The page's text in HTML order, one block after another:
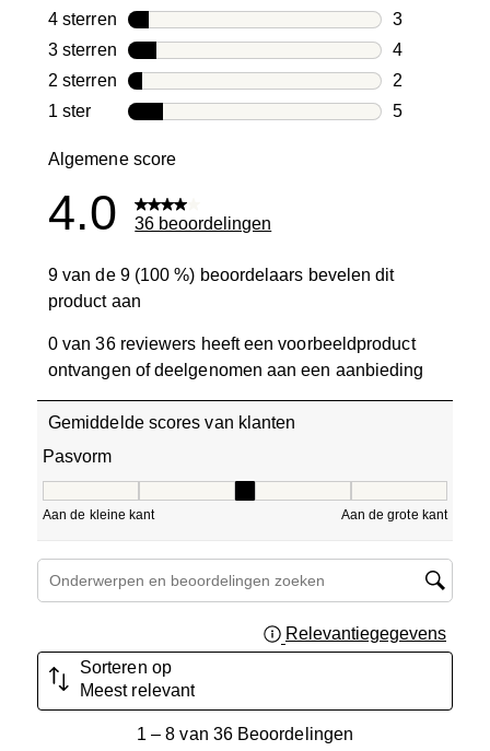
22
4 sterren sterren
3
3
3 sterren sterren
4
4
2 sterren sterren
2
2
1 ster sterren
5
Algemene score
4.0 36 beoordelingen
9 van de 9 (100 %) beoordelaars bevelen dit
product aan
0 van 36 reviewers heeft een voorbeeldproduct
ontvangen of deelgenomen aan een aanbieding
Gemiddelde scores van klanten
Pasvorm
Aan de kleine kant Aan de grote kant
Onderwerpen en beoordelingen zoeken per regio
Relevantiegegevens
Sorteren op
Meest relevant
1 – 8 van 36 Beoordelingen